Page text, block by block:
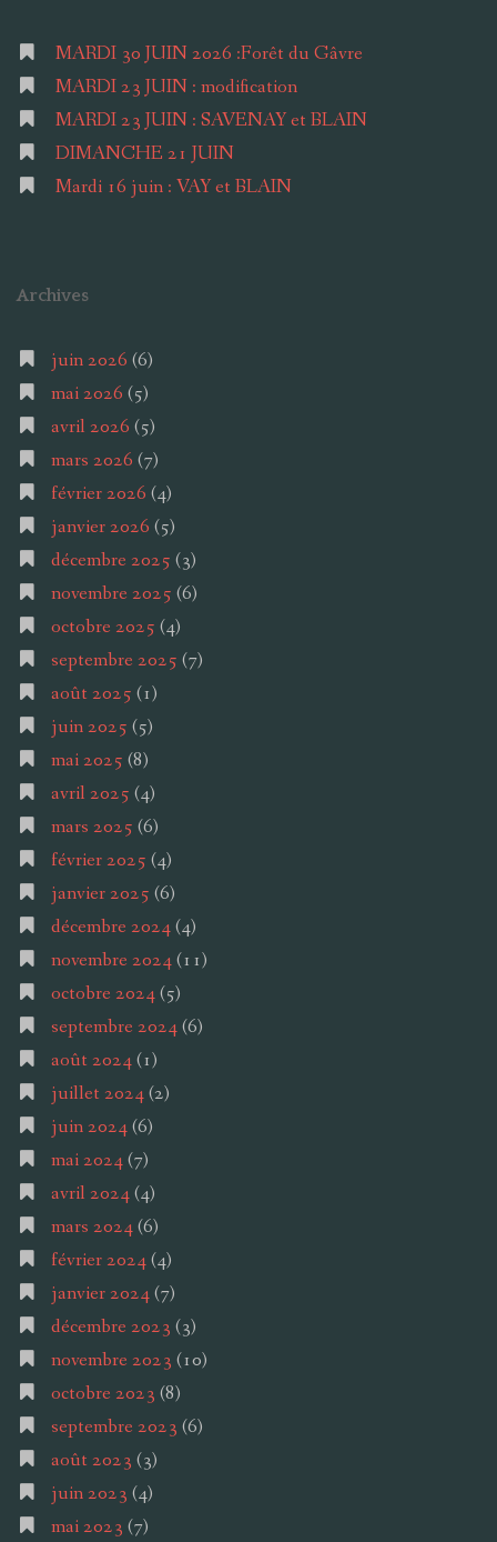
MARDI 30 JUIN 2026 :Forêt du Gâvre
MARDI 23 JUIN : modification
MARDI 23 JUIN : SAVENAY et BLAIN
DIMANCHE 21 JUIN
Mardi 16 juin : VAY et BLAIN
Archives
juin 2026 (6)
mai 2026 (5)
avril 2026 (5)
mars 2026 (7)
février 2026 (4)
janvier 2026 (5)
décembre 2025 (3)
novembre 2025 (6)
octobre 2025 (4)
septembre 2025 (7)
août 2025 (1)
juin 2025 (5)
mai 2025 (8)
avril 2025 (4)
mars 2025 (6)
février 2025 (4)
janvier 2025 (6)
décembre 2024(4)
novembre 2024(11)
octobre 2024(5)
septembre 2024(6)
août 2024(1)
juillet 2024(2)
juin 2024(6)
mai 2024(7)
avril 2024(4)
mars 2024(6)
février 2024(4)
janvier 2024(7)
décembre 2023 (3)
novembre 2023 (10)
octobre 2023 (8)
septembre 2023 (6)
août 2023 (3)
juin 2023 (4)
mai 2023 (7)